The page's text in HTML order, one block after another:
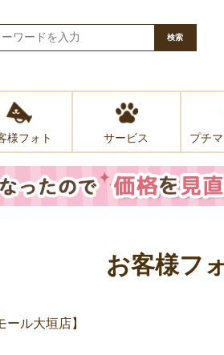
検索
様フォト サービス プチ
お客様フ
ル大垣店】